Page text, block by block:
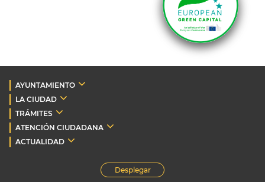
AYUNTAMIENTO
LA CIUDAD
TRÁMITES
ATENCIÓN CIUDADANA
ACTUALIDAD
Desplegar